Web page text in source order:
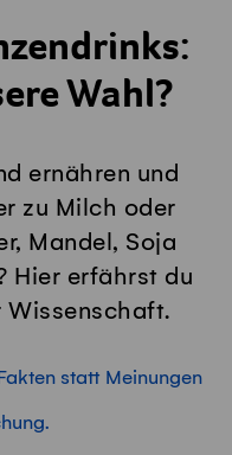
Wahl?
ernähren und
zu Milch oder
Mandel, Soja
Hier erfährst du
Wissenschaft.
statt Meinungen